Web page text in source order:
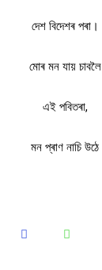
দেশ বিদেশৰ পৰা।
মোৰ মন যায় চাবলৈ
এই পবিতৰা,
মন প্ৰাণ নাচি উঠে